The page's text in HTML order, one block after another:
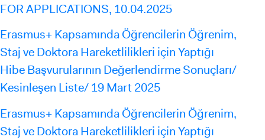
FOR APPLICATIONS, 10.04.2025
Erasmus+ Kapsamında Öğrencilerin Öğrenim,
Staj ve Doktora Hareketlilikleri için Yaptığı
Hibe Başvurularının Değerlendirme Sonuçları/
Kesinleşen Liste/ 19 Mart 2025
Erasmus+ Kapsamında Öğrencilerin Öğrenim,
Staj ve Doktora Hareketlilikleri için Yaptığı